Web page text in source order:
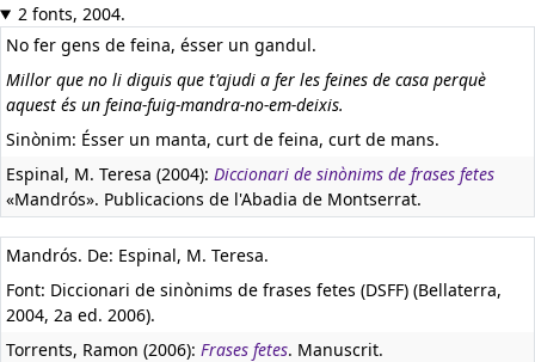
2 fonts, 2004.
No fer gens de feina, ésser un gandul.
Millor que no li diguis que t'ajudi a fer les feines de casa perquè
aquest és un feina-fuig-mandra-no-em-deixis.
Sinònim: Ésser un manta, curt de feina, curt de mans.
Espinal, M. Teresa (2004): Diccionari de sinònims de frases fetes
«Mandrós». Publicacions de l'Abadia de Montserrat.
Mandrós. De: Espinal, M. Teresa.
Font: Diccionari de sinònims de frases fetes (DSFF) (Bellaterra,
2004, 2a ed. 2006).
Torrents, Ramon (2006): Frases fetes. Manuscrit.